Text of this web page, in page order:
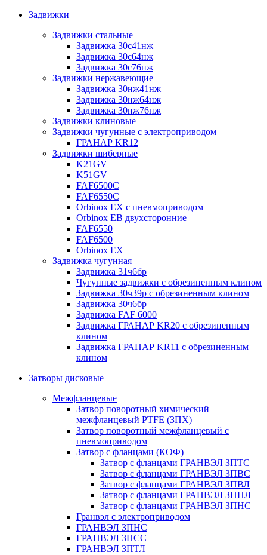
Задвижки
Задвижки стальные
Задвижка 30с41нж
Задвижка 30с64нж
Задвижка 30с76нж
Задвижки нержавеющие
Задвижка 30нж41нж
Задвижка 30нж64нж
Задвижка 30нж76нж
Задвижки клиновые
Задвижки чугунные с электроприводом
ГРАНАР KR12
Задвижки шиберные
K21GV
K51GV
FAF6500C
FAF6550С
Orbinox EX с пневмоприводом
Orbinox EB двухсторонние
FAF6550
FAF6500
Orbinox EX
Задвижка чугунная
Задвижка 31ч6бр
Чугунные задвижки с обрезиненным клином
Задвижка 30ч39р с обрезиненным клином
Задвижка 30ч6бр
Задвижка FAF 6000
Задвижка ГРАНАР KR20 с обрезиненным
клином
Задвижка ГРАНАР KR11 с обрезиненным
клином
Затворы дисковые
Межфланцевые
Затвор поворотный химический
межфланцевый PTFE (ЗПХ)
Затвор поворотный межфланцевый с
пневмоприводом
Затвор с фланцами (КОФ)
Затвор с фланцами ГРАНВЭЛ ЗПТС
Затвор с фланцами ГРАНВЭЛ ЗПВС
Затвор с фланцами ГРАНВЭЛ ЗПВЛ
Затвор с фланцами ГРАНВЭЛ ЗПНЛ
Затвор с фланцами ГРАНВЭЛ ЗПНС
Гранвэл с электроприводом
ГРАНВЭЛ ЗПНС
ГРАНВЭЛ ЗПСС
ГРАНВЭЛ ЗПТЛ